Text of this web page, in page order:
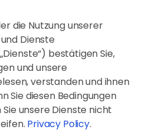
die Nutzung unserer
Dienste
bestätigen Sie,
und unsere
verstanden und ihnen
Sie diesen Bedingungen
unsere Dienste nicht
Privacy Policy.